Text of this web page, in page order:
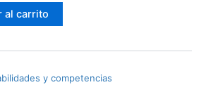
al carrito
y competencias